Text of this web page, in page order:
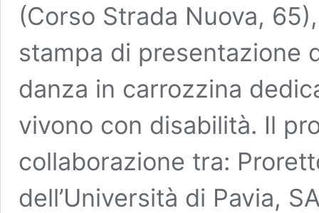
(Corso Strada Nuova,
stampa di presentazione
danza in carrozzina
vivono con disabilità. Il
collaborazione tra:
dell’Università di Pavia,